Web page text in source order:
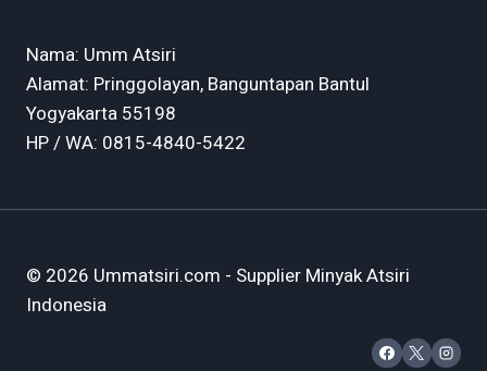
Nama: Umm Atsiri
Alamat: Pringgolayan, Banguntapan Bantul
Yogyakarta 55198
HP / WA: 0815-4840-5422
© 2026 Ummatsiri.com - Supplier Minyak Atsiri
Indonesia